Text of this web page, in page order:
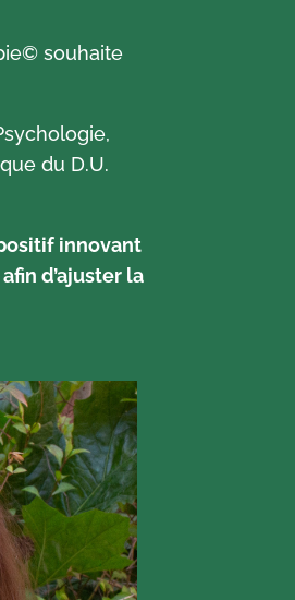
souhaite
du D.U.
innovant
afin d’ajuster la